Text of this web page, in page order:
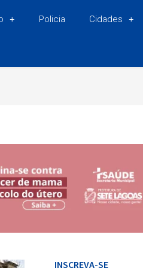
Policia Cidades
INSCREVA-SE